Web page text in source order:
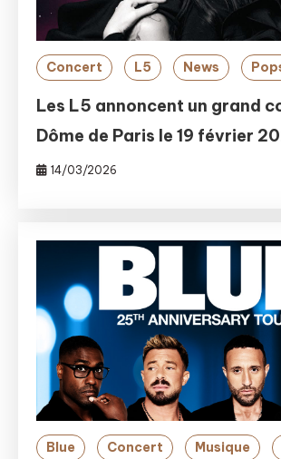
Concert L5 News
Les L5 annoncent un grand
Dôme de Paris le 19 février
14/03/2026
Blue Concert Musique